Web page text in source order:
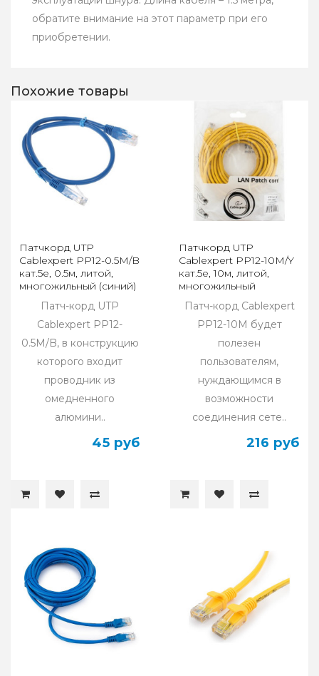
обратите внимание на этот параметр при его
приобретении.
Похожие товары
Патчкорд UTP
Cablexpert PP12-0.5M/B
кат.5e, 0.5м, литой,
многожильный (синий)
Патч-корд UTP
Cablexpert PP12-
0.5M/B, в конструкцию
которого входит
проводник из
омедненного
алюмини..
45 руб
Патчкорд UTP
Cablexpert PP12-10M/Y
кат.5e, 10м, литой,
многожильный
(жёлтый)
Патч-корд Cablexpert
PP12-10M будет
полезен
пользователям,
нуждающимся в
возможности
соединения сете..
216 руб